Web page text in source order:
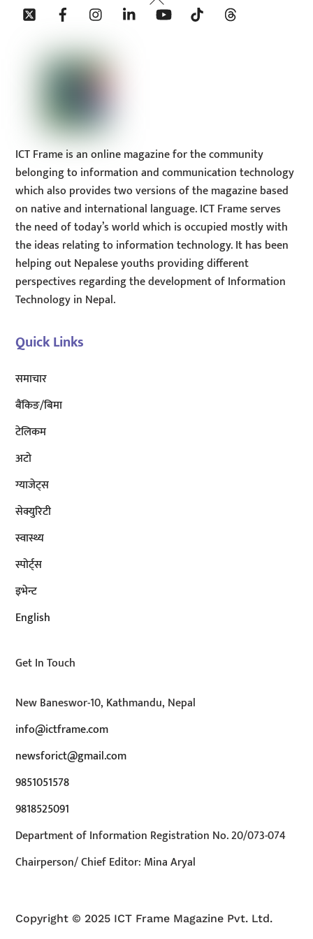
To
Twitter Facebook InstagramLinkedin YouTube Tiktok
ICT Frame is an online magazine for the community
belonging to information and communication technology
which also provides two versions of the magazine based
on native and international language. ICT Frame serves
the need of today’s world which is occupied mostly with
the ideas relating to information technology. It has been
helping out Nepalese youths providing different
perspectives regarding the development of Information
Technology in Nepal.
Quick Links
समाचार
बैंकिङ/बिमा
टेलिकम
अटाे
ग्याजेट्स
सेक्युरिटी
स्वास्थ्य
स्पोर्ट्स
इभेन्ट
English
Get In Touch
New Baneswor-10, Kathmandu, Nepal
info@ictframe.com
newsforict@gmail.com
9851051578
9818525091
Department of Information Registration No. 20/073-074
Chairperson/ Chief Editor: Mina Aryal
Copyright © 2025 ICT Frame Magazine Pvt. Ltd.